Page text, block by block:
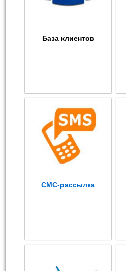
База клиентов
СМС-рассылка